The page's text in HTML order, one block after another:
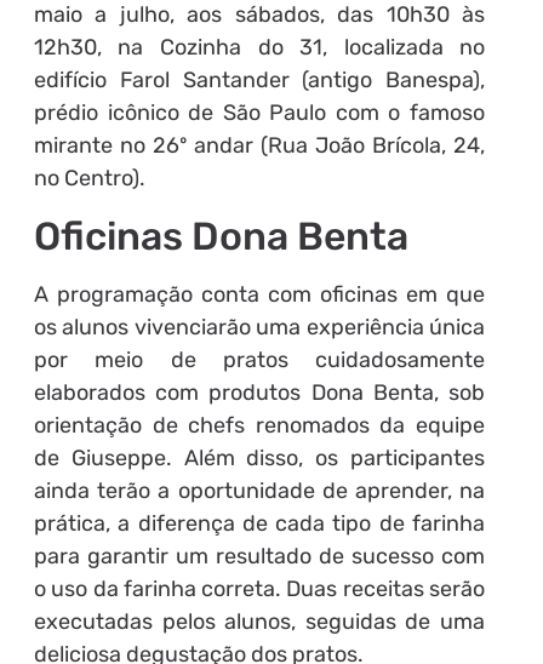
maio a julho, aos sábados, das 10h30 às
12h30, na Cozinha do 31, localizada no
edifício Farol Santander (antigo Banespa),
prédio icônico de São Paulo com o famoso
mirante no 26º andar (Rua João Brícola, 24,
no Centro).
Oficinas Dona Benta
A programação conta com oficinas em que
os alunos vivenciarão uma experiência única
por meio de pratos cuidadosamente
elaborados com produtos Dona Benta, sob
orientação de chefs renomados da equipe
de Giuseppe. Além disso, os participantes
ainda terão a oportunidade de aprender, na
prática, a diferença de cada tipo de farinha
para garantir um resultado de sucesso com
o uso da farinha correta. Duas receitas serão
executadas pelos alunos, seguidas de uma
deliciosa degustação dos pratos.